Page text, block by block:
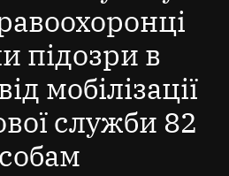
підозри в
мобілізації
служби 82